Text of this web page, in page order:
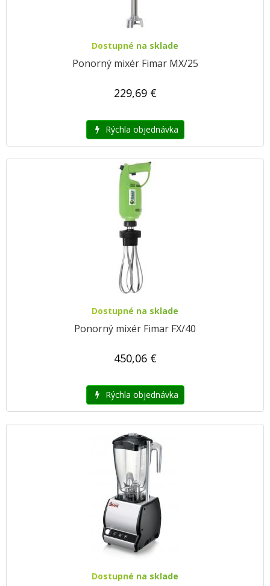
Dostupné na sklade
Ponorný mixér Fimar MX/25
229,69 €
Rýchla objednávka
Dostupné na sklade
Ponorný mixér Fimar FX/40
450,06 €
Rýchla objednávka
Dostupné na sklade